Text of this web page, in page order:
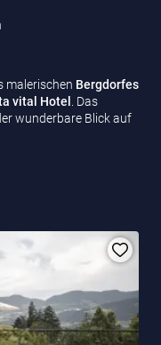
malerischen Bergdorfes
vital Hotel
. Das
wunderbare Blick auf